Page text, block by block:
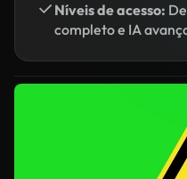
Níveis de acesso:
completo e IA